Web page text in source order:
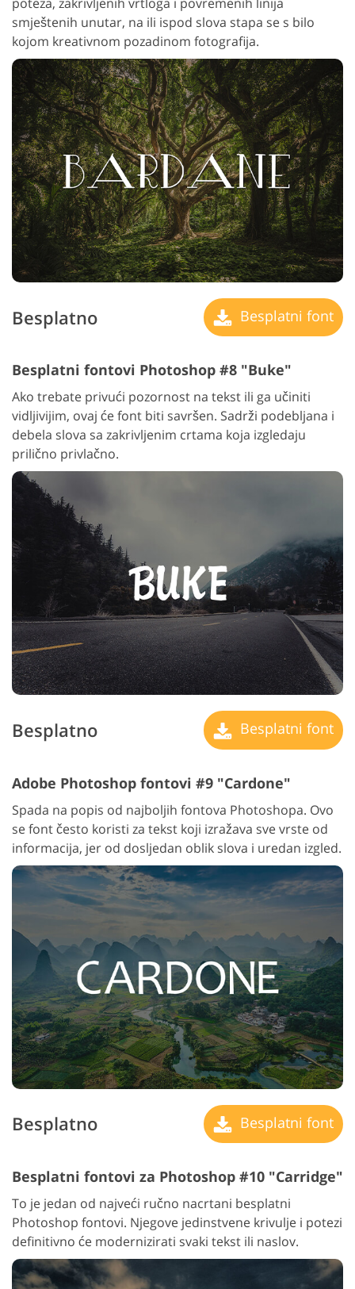
smještenih unutar, na ili ispod slova stapa se s bilo
kojom kreativnom pozadinom fotografija.
Besplatno Besplatni font
Besplatni fontovi Photoshop #8 "Buke"
Ako trebate privući pozornost na tekst ili ga učiniti
vidljivijim, ovaj će font biti savršen. Sadrži podebljana i
debela slova sa zakrivljenim crtama koja izgledaju
prilično privlačno.
Besplatno Besplatni font
Adobe Photoshop fontovi #9 "Cardone"
Spada na popis od najboljih fontova Photoshopa. Ovo
se font često koristi za tekst koji izražava sve vrste od
informacija, jer od dosljedan oblik slova i uredan izgled.
Besplatno Besplatni font
Besplatni fontovi za Photoshop #10 "Carridge"
To je jedan od najveći ručno nacrtani besplatni
Photoshop fontovi. Njegove jedinstvene krivulje i potezi
definitivno će modernizirati svaki tekst ili naslov.